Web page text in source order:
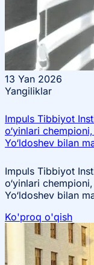
13 Yan 2026
Yangiliklar
Impuls Tibbiyot
o‘yinlari
Yo‘ldoshev bilan
Impuls Tibbiyot
o‘yinlari
Yo‘ldoshev bilan
Ko'proq o'qish